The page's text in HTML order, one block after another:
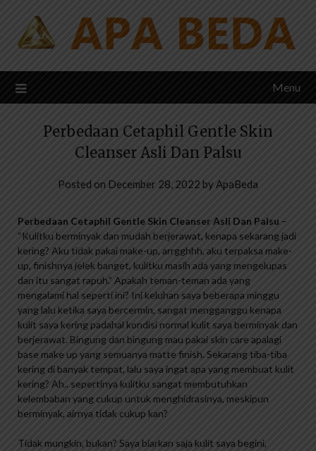
content
Menu
Perbedaan Cetaphil Gentle Skin
Cleanser Asli Dan Palsu
Posted on December 28, 2022 byApaBeda
Perbedaan Cetaphil Gentle Skin Cleanser Asli Dan Palsu –
“Kulitku berminyak dan mudah berjerawat, kenapa sekarang jadi
kering? Aku tidak pakai make-up, arrgghhh, aku terpaksa make-
up, finishnya jelek banget, kulitku masih ada yang mengelupas
dan itu sangat rapuh.” Apakah teman-teman ada yang
mengalami hal seperti ini? Ini keluhan saya beberapa minggu
yang lalu ketika saya bercermin, sangat mengganggu kenapa
kulit saya kering padahal kondisi normal kulit saya berminyak dan
berjerawat. Bingung dan bingung mau pakai skin care apalagi
base make up yang semuanya matte finish. Sekarang tiba-tiba
kering di banyak tempat, lalu saya ingat apa yang membuat kulit
kering? Ah.. sepertinya kulitku sangat membutuhkan
kelembaban yang cukup untuk menghidrasinya, meskipun
berminyak, airnya tidak cukup kan?
Tidak mungkin, bukan? Saya biarkan saja kulit saya begini,